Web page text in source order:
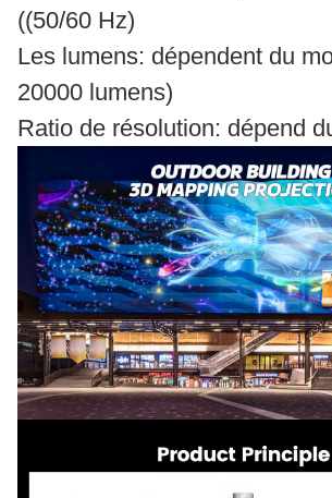
((50/60 Hz)
Les lumens: dépendent du
20000 lumens)
Ratio de résolution: dépend